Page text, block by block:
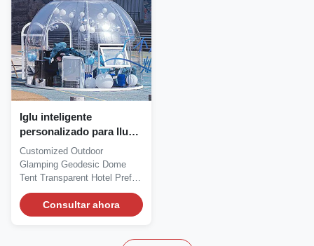
Iglu inteligente
personalizado para lluvia
Iglu de jardín
personalizado
Certificado IEC 61558
Customized Outdoor
Glamping Geodesic Dome
Tent Transparent Hotel Prefab
Dome House We are writing...
Consultar ahora